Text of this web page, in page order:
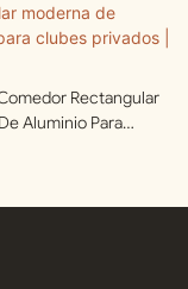
Rectangular
Aluminio Para